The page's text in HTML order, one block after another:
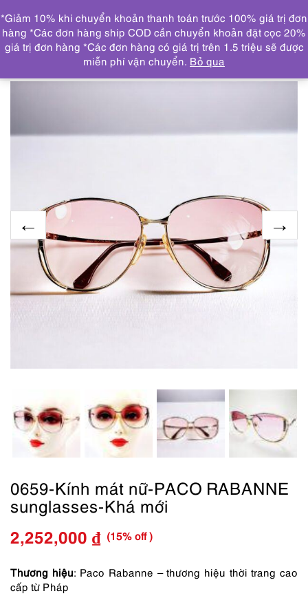
DANH MỤC
Trang chủ KÍNH MẮT KÍNH MẮT NỮ
0659-Kính mát
nữ-PACO RABANNE sunglasses-Khá mới
0659-Kính mát nữ-PACO RABANNE
sunglasses-Khá mới
Giá
gốc
2,252,000 ₫
Giá
hiện
(15% off )
Thương hiệu: Paco Rabanne – thương hiệu thời trang cao
cấp từ Pháp
*Giảm 10% khi chuyển khoản thanh toán trước 100% giá trị đơn
hàng *Các đơn hàng ship COD cần chuyển khoản đặt cọc 20%
giá trị đơn hàng *Các đơn hàng có giá trị trên 1.5 triệu sẽ được
miễn phí vận chuyển. Bỏ qua